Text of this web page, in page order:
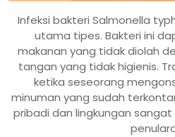
Infeksi bakteri Salmonella
utama tipes. Bakteri ini
makanan yang tidak diolah
tangan yang tidak higienis.
ketika seseorang
minuman yang sudah
pribadi dan lingkungan